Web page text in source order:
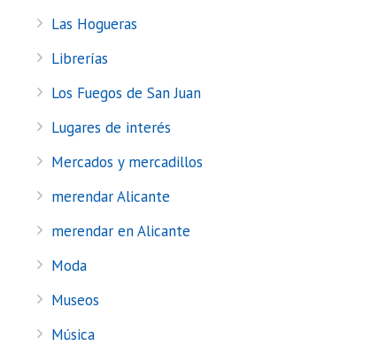
Las Hogueras
Librerías
Los Fuegos de San Juan
Lugares de interés
Mercados y mercadillos
merendar Alicante
merendar en Alicante
Moda
Museos
Música